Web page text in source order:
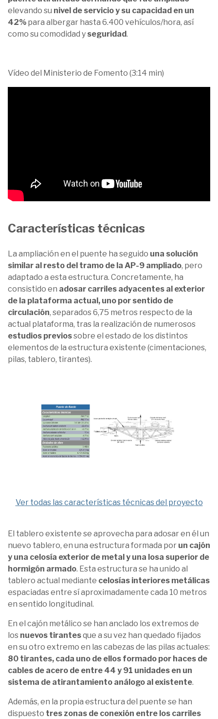
elevando su nivel de servicio y su capacidad en un
42% para albergar hasta 6.400 vehículos/hora, así
como su comodidad y seguridad.
Vídeo del Ministerio de Fomento (3:14 min)
Características técnicas
La ampliación en el puente ha seguido una solución
similar al resto del tramo de la AP-9 ampliado, pero
adaptado a esta estructura. Concretamente, ha
consistido en adosar carriles adyacentes al exterior
de la plataforma actual, uno por sentido de
circulación, separados 6,75 metros respecto de la
actual plataforma, tras la realización de numerosos
estudios previossobre el estado de los distintos
elementos de la estructura existente (cimentaciones,
pilas, tablero, tirantes).
Ver todas las características técnicas del proyecto
El tablero existente se aprovecha para adosar en él un
nuevo tablero, en una estructura formada por un cajón
y una celosía exterior de metal y una losa superior de
hormigón armado. Esta estructura se ha unido al
tablero actual mediante celosías interiores metálicas
espaciadas entre sí aproximadamente cada 10 metros
en sentido longitudinal.
En el cajón metálico se han anclado los extremos de
los nuevos tirantesque a su vez han quedado fijados
en su otro extremo en las cabezas de las pilas actuales:
80 tirantes, cada uno de ellos formado por haces de
cables de acero de entre 44 y 91 unidades en un
sistema de atirantamiento análogo al existente.
Además, en la propia estructura del puente se han
dispuesto tres zonas de conexión entre los carriles